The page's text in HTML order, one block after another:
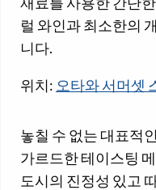
럴 와인과 최소한의
니다.
위치: 오타와 서머셋
놓칠 수 없는 대표적
가르드한 테이스팅
도시의 진정성 있고